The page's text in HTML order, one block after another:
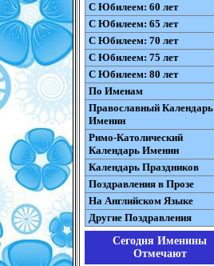
С Юбилеем: 60 лет
С Юбилеем: 65 лет
С Юбилеем: 70 лет
С Юбилеем: 75 лет
С Юбилеем: 80 лет
По Именам
Православный Календарь
Именин
Римо-Католический
Календарь Именин
Календарь Праздников
Поздравления в Прозе
На Английском Языке
Другие Поздравления
Сегодня Именины
Отмечают